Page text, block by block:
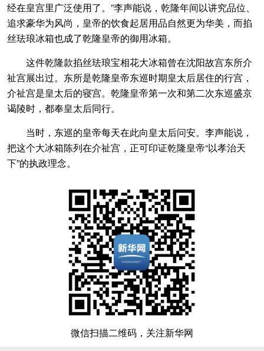
经在皇宫里广泛使用了。”李声能说，乾隆年间以讲究品位、
追求豪华为风尚，皇帝的饮食起居用品自然更为华美，而掐
丝珐琅冰箱也成了乾隆皇帝的御用冰箱。
这件乾隆款掐丝珐琅宝相花大冰箱曾在沈阳故宫东所介
祉宫展出过。东所是乾隆皇帝东巡时期皇太后居住的行宫，
介祉宫是皇太后的寝宫。乾隆皇帝第一次和第二次东巡盛京
谒陵时，都奉皇太后同行。
当时，东巡的皇帝每天在此向皇太后问安。李声能说，
把这个大冰箱陈列在介祉宫，正可印证乾隆皇帝“以孝治天
下”的执政理念。
微信扫描二维码，关注新华网